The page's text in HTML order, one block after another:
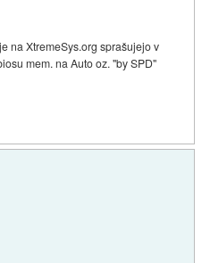
na XtremeSys.org sprašujejo v
mem. na Auto oz. "by SPD"